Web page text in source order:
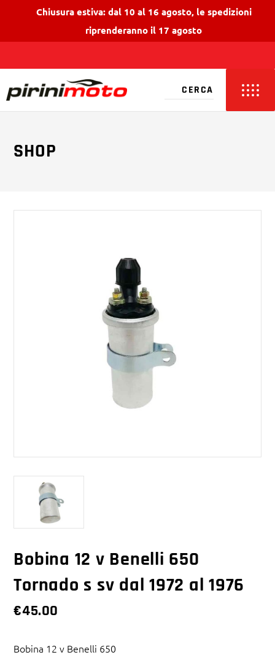
Chiusura estiva: dal 10 al 16 agosto, le spedizioni
riprenderanno il 17 agosto
SHOP
Bobina 12 v Benelli 650
Tornado s sv dal 1972 al 1976
€45.00
Bobina 12 v Benelli 650